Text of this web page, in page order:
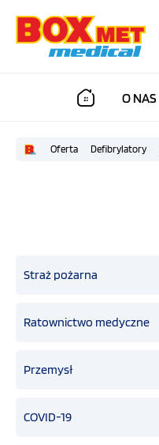
O NAS
Oferta Defibrylatory
Straż pożarna
Ratownictwo medyczne
Przemysł
COVID-19